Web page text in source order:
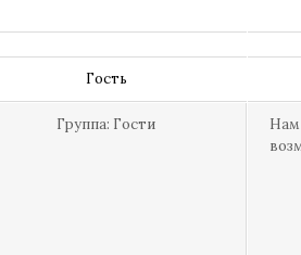
Гость
Группа: Гости
Нам